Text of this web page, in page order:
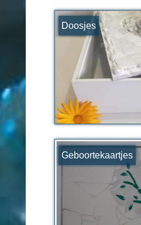
Doosjes
Geboortekaartjes